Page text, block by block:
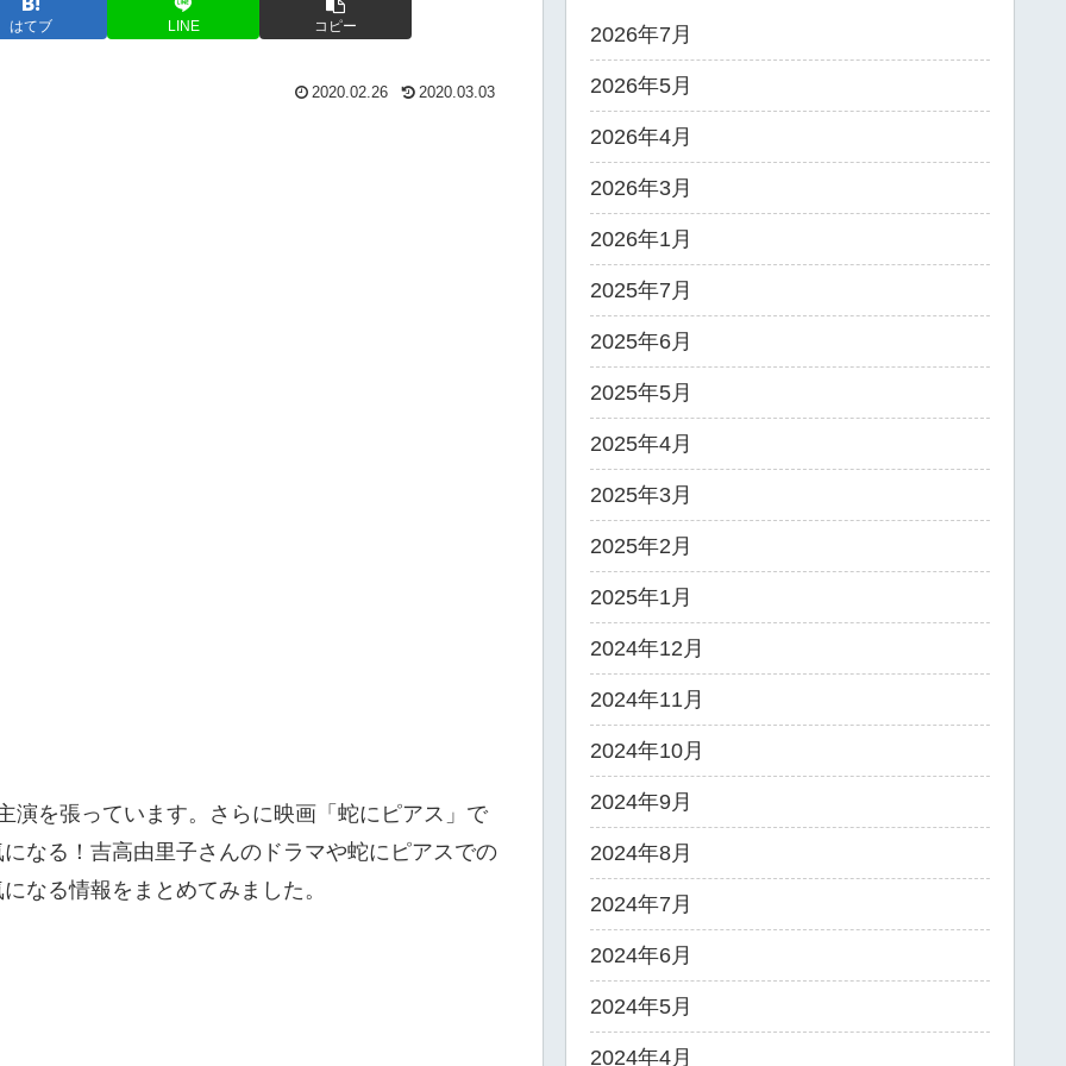
はてブ LINE コピー
2020.02.26 2020.03.03
演を張っています。さらに映画「蛇にピアス」で
なる！吉高由里子さんのドラマや蛇にピアスでの
なる情報をまとめてみました。
2026年7月
2026年5月
2026年4月
2026年3月
2026年1月
2025年7月
2025年6月
2025年5月
2025年4月
2025年3月
2025年2月
2025年1月
2024年12月
2024年11月
2024年10月
2024年9月
2024年8月
2024年7月
2024年6月
2024年5月
2024年4月